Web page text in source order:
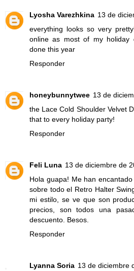
Lyosha Varezhkina 13 de
everything looks so very
online as most of my holiday
done this year
Responder
honeybunnytwee 13 de
the Lace Cold Shoulder Velvet
that to every holiday party!
Responder
Feli Luna 13 de diciembre de
Hola guapa! Me han
sobre todo el Retro Halter
mi estilo, se ve que son
precios, son todos una
descuento. Besos.
Responder
Lyanna Soria 13 de diciembre